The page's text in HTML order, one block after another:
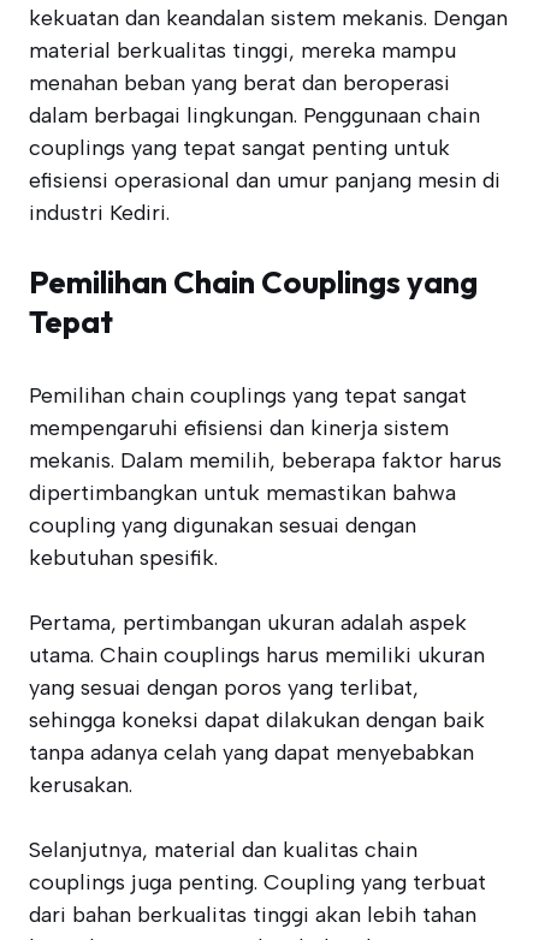
kekuatan dan keandalan sistem mekanis. Dengan
material berkualitas tinggi, mereka mampu
menahan beban yang berat dan beroperasi
dalam berbagai lingkungan. Penggunaan chain
couplings yang tepat sangat penting untuk
efisiensi operasional dan umur panjang mesin di
industri Kediri.
Pemilihan Chain Couplings yang
Tepat
Pemilihan chain couplings yang tepat sangat
mempengaruhi efisiensi dan kinerja sistem
mekanis. Dalam memilih, beberapa faktor harus
dipertimbangkan untuk memastikan bahwa
coupling yang digunakan sesuai dengan
kebutuhan spesifik.
Pertama, pertimbangan ukuran adalah aspek
utama. Chain couplings harus memiliki ukuran
yang sesuai dengan poros yang terlibat,
sehingga koneksi dapat dilakukan dengan baik
tanpa adanya celah yang dapat menyebabkan
kerusakan.
Selanjutnya, material dan kualitas chain
couplings juga penting. Coupling yang terbuat
dari bahan berkualitas tinggi akan lebih tahan